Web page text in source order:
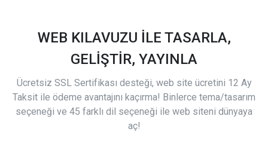
WEB KILAVUZU İLE TASARLA,
GELİŞTİR, YAYINLA
Ücretsiz SSL Sertifikası desteği, web site ücretini 12 Ay
Taksit ile ödeme avantajını kaçırma! Binlerce tema/tasarım
seçeneği ve 45 farklı dil seçeneği ile web siteni dünyaya
aç!